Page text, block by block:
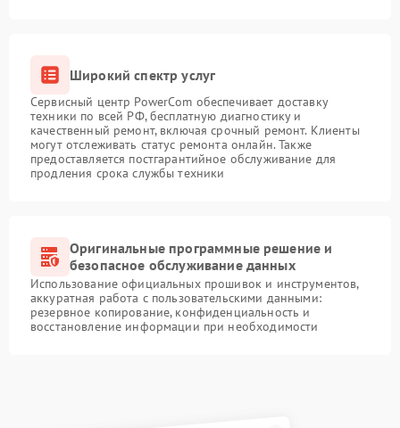
Широкий спектр услуг
Сервисный центр PowerCom обеспечивает доставку
техники по всей РФ, бесплатную диагностику и
качественный ремонт, включая срочный ремонт. Клиенты
могут отслеживать статус ремонта онлайн. Также
предоставляется постгарантийное обслуживание для
продления срока службы техники
Оригинальные программные решение и
безопасное обслуживание данных
Использование официальных прошивок и инструментов,
аккуратная работа с пользовательскими данными:
резервное копирование, конфиденциальность и
восстановление информации при необходимости